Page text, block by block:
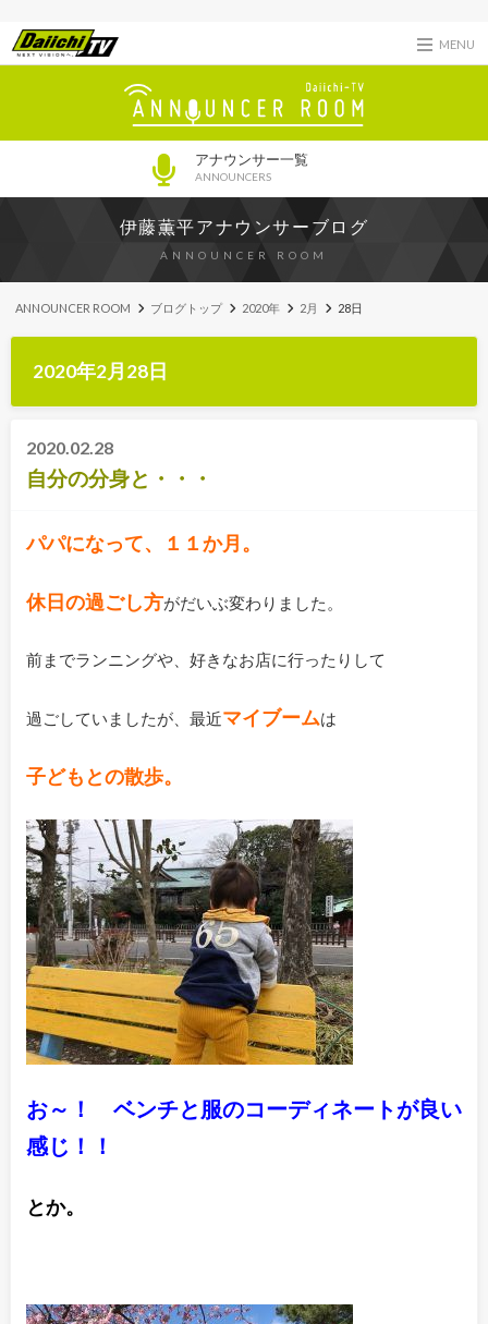
MENU
アナウンサー一覧
ANNOUNCERS
伊藤薫平アナウンサーブログ
ANNOUNCER ROOM
ANNOUNCER ROOM ブログトップ 2020年 2月 28日
2020年2月28日
2020.02.28
自分の分身と・・・
パパになって、１１か月。
休日の過ごし方がだいぶ変わりました。
前までランニングや、好きなお店に行ったりして
過ごしていましたが、最近マイブームは
子どもとの散歩。
お～！ ベンチと服のコーディネートが良い
感じ！！
とか。